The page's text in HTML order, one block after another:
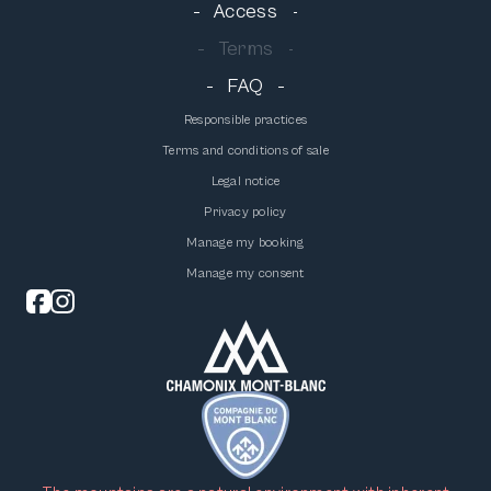
Access
Terms
FAQ
Responsible practices
Terms and conditions of sale
Legal notice
Privacy policy
Manage my booking
Manage my consent
Nous respectons votre vie privée.